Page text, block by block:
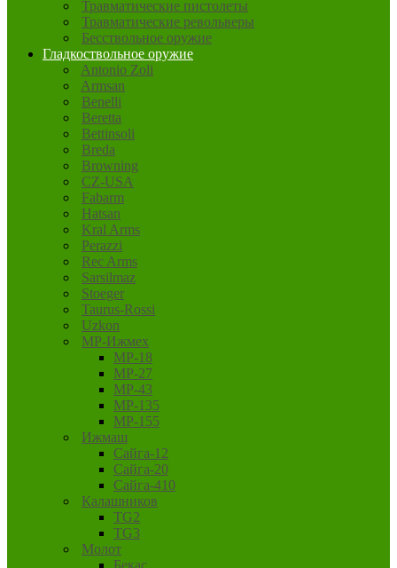
Травматические пистолеты
Травматические револьверы
Бесствольное оружие
Гладкоствольное оружие
Antonio Zoli
Armsan
Benelli
Beretta
Bettinsoli
Breda
Browning
CZ-USA
Fabarm
Hatsan
Kral Arms
Perazzi
Rec Arms
Sarsilmaz
Stoeger
Taurus-Rossi
Uzkon
MP-Ижмех
MP-18
MP-27
MP-43
MP-135
MP-155
Ижмаш
Сайга-12
Сайга-20
Сайга-410
Калашников
TG2
TG3
Молот
Бекас